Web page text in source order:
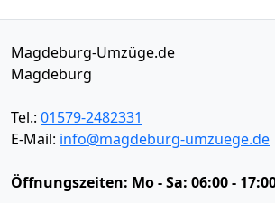
Magdeburg-Umzüge.de
Magdeburg
Tel.: 01579-2482331
E-Mail: info@magdeburg-umzuege.de
Öffnungszeiten: Mo - Sa: 06:00 -